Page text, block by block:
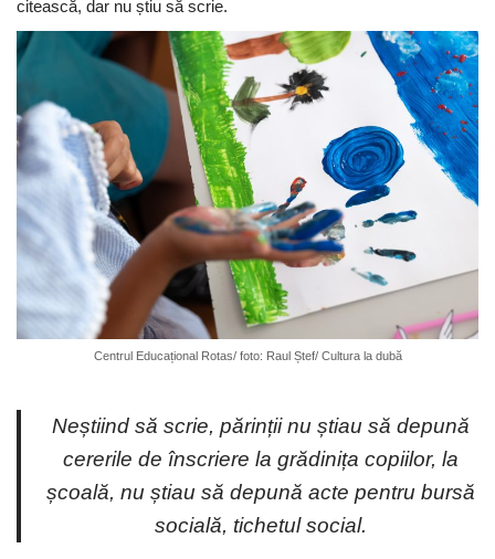
citească, dar nu știu să scrie.
Centrul Educațional Rotas/ foto: Raul Ștef/ Cultura la dubă
Neștiind să scrie, părinții nu știau să depună
cererile de înscriere la grădinița copiilor, la
școală, nu știau să depună acte pentru bursă
socială, tichetul social.